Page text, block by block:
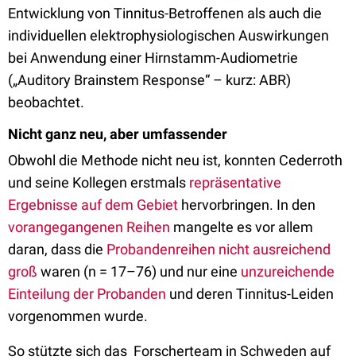
Entwicklung von Tinnitus-Betroffenen als auch die
individuellen elektrophysiologischen Auswirkungen
bei Anwendung einer Hirnstamm-Audiometrie
(„Auditory Brainstem Response“ – kurz: ABR)
beobachtet.
Nicht ganz neu, aber umfassender
Obwohl die Methode nicht neu ist, konnten Cederroth
und seine Kollegen erstmals repräsentative
Ergebnisse auf dem Gebiet hervorbringen. In den
vorangegangenen Reihen mangelte es vor allem
daran, dass die Probandenreihen nicht ausreichend
groß waren (n = 17–76) und nur eine unzureichende
Einteilung der Probanden und deren Tinnitus-Leiden
vorgenommen wurde.
So stützte sich das Forscherteam in Schweden auf